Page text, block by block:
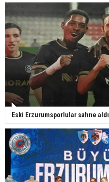
Eski Erzurumsporlular sahne aldı